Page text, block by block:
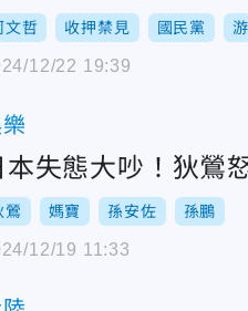
文哲 收押禁見 國民黨
12/22 19:39
本失態大吵！狄
鶯 媽寶 孫安佐 孫鵬
12/19 11:33